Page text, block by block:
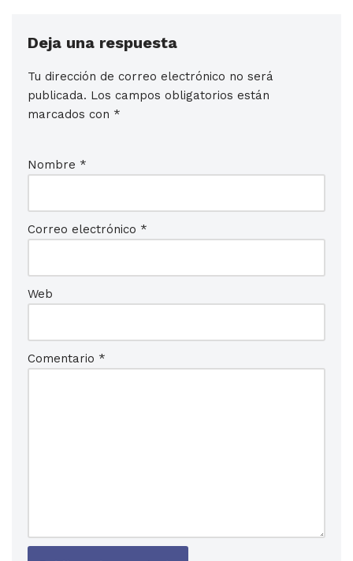
Deja una respuesta
Tu dirección de correo electrónico no será
publicada. Los campos obligatorios están
marcados con *
Nombre *
Correo electrónico *
Web
Comentario *